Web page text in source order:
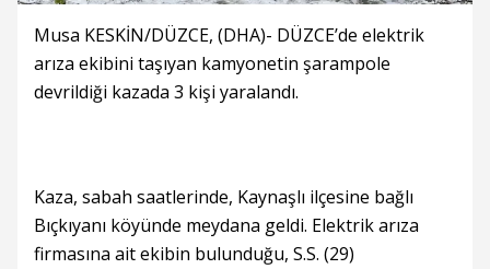
Musa KESKİN/DÜZCE, (DHA)- DÜZCE’de elektrik
arıza ekibini taşıyan kamyonetin şarampole
devrildiği kazada 3 kişi yaralandı.
Kaza, sabah saatlerinde, Kaynaşlı ilçesine bağlı
Bıçkıyanı köyünde meydana geldi. Elektrik arıza
firmasına ait ekibin bulunduğu, S.S. (29)